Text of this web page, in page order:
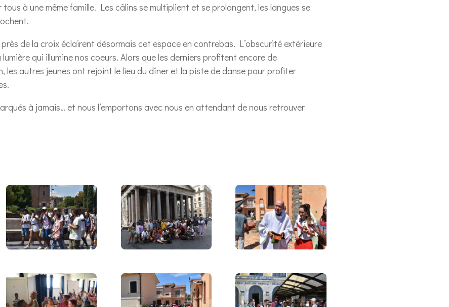
à une même famille. Les câlins se multiplient et se prolongent, les langues se
de la croix éclairent désormais cet espace en contrebas. L’obscurité extérieure
qui illumine nos coeurs. Alors que les derniers profitent encore de
les autres jeunes ont rejoint le lieu du dîner et la piste de danse pour profiter
à jamais… et nous l’emportons avec nous en attendant de nous retrouver